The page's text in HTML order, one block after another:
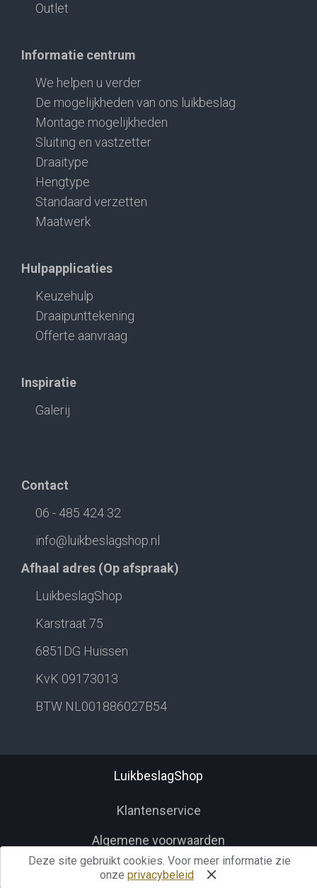
Outlet
Informatie centrum
We helpen u verder
De mogelijkheden van ons luikbeslag
Montage mogelijkheden
Sluiting en vastzetter
Draaitype
Hengtype
Standaard verzetten
Maatwerk
Hulpapplicaties
Keuzehulp
Draaipunttekening
Offerte aanvraag
Inspiratie
Galerij
Contact
06 - 485 424 32
info@luikbeslagshop.nl
Afhaal adres (Op afspraak)
LuikbeslagShop
Karstraat 75
6851DG Huissen
KvK 09173013
BTW NL001886027B54
LuikbeslagShop
Klantenservice
Algemene voorwaarden
Herroepingsrecht
Deze site gebruikt cookies. Voor meer informatie zie
onze privacybeleid